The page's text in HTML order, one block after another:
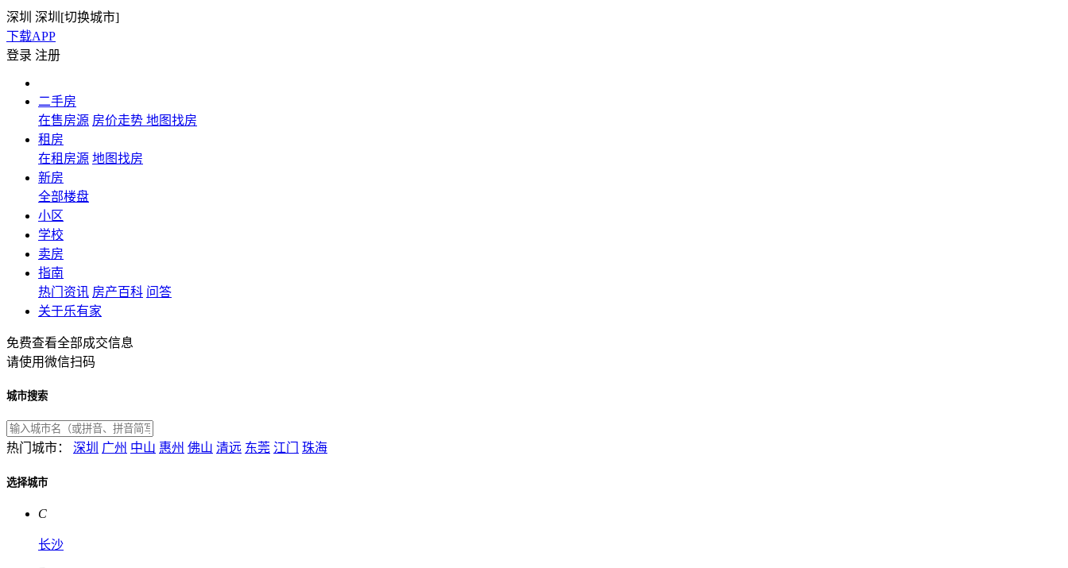
深圳 深圳[切换城市]
下载APP
登录 注册
二手房
在售房源 房价走势 地图找房
租房
在租房源 地图找房
新房
全部楼盘
小区
学校
卖房
指南
热门资讯 房产百科 问答
关于乐有家
免费查看全部成交信息
请使用微信扫码
城市搜索
热门城市： 深圳 广州 中山 惠州 佛山 清远 东莞 江门 珠海
选择城市
C
长沙